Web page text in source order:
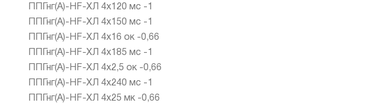
ППГнг(А)-HF-ХЛ 4х120 мс -1
ППГнг(А)-HF-ХЛ 4х150 мс -1
ППГнг(А)-HF-ХЛ 4х16 ок -0,66
ППГнг(А)-HF-ХЛ 4х185 мс -1
ППГнг(А)-HF-ХЛ 4х2,5 ок -0,66
ППГнг(А)-HF-ХЛ 4х240 мс -1
ППГнг(А)-HF-ХЛ 4х25 мк -0,66